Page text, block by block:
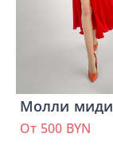
Молли миди
От 500 BYN